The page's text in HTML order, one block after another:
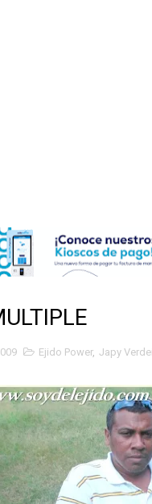
cts. y era vendido a
puñaladas a un
de Manhattan deja
afirma retorno de
Barahona:
indagan muerte de
Ejido Power, Japy Verdei